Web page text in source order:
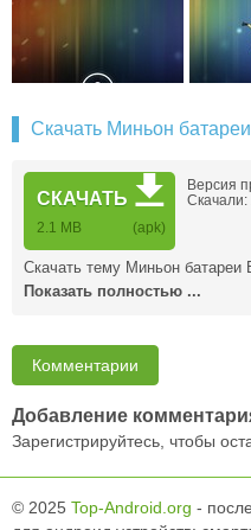
Скачать Миньон
СКАЧАТЬ
2.1 MB (apk)
Версия
Скачали:
Скачать тему Миньон
Показать полностью ...
Комментарии
Добавление
Зарегистрируйтесь, чтобы
© 2025 Top-Android.org -